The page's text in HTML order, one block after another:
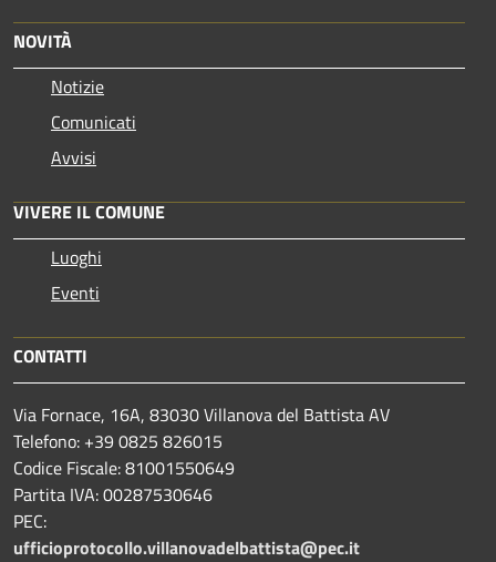
NOVITÀ
Notizie
Comunicati
Avvisi
VIVERE IL COMUNE
Luoghi
Eventi
CONTATTI
Via Fornace, 16A, 83030 Villanova del Battista AV
Telefono: +39 0825 826015
Codice Fiscale: 81001550649
Partita IVA: 00287530646
PEC:
ufficioprotocollo.villanovadelbattista@pec.it